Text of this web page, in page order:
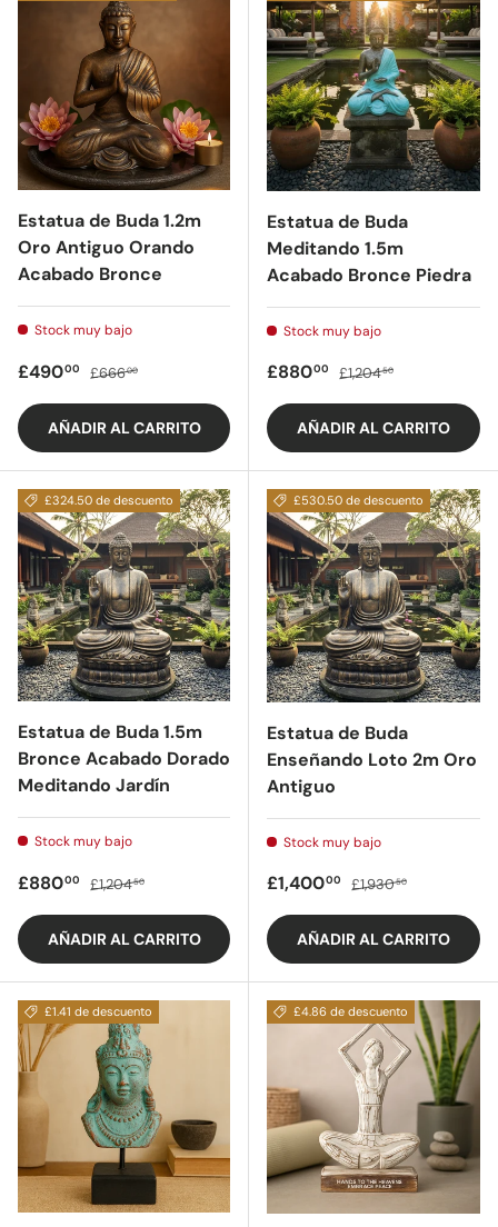
Estatua de Buda 1.2m
Oro Antiguo Orando
Acabado Bronce
Stock muy bajo
Precio de oferta
£49000 Precio regular
£66600
AÑADIR AL CARRITO
Estatua de Buda
Meditando 1.5m
Acabado Bronce Piedra
Stock muy bajo
Precio de oferta
£88000 Precio regular
£1,20450
AÑADIR AL CARRITO
£324.50 de descuento
Estatua de Buda 1.5m
Bronce Acabado Dorado
Meditando Jardín
Stock muy bajo
Precio de oferta
£88000 Precio regular
£1,20450
AÑADIR AL CARRITO
£530.50 de descuento
Estatua de Buda
Enseñando Loto 2m Oro
Antiguo
Stock muy bajo
Precio de oferta
£1,40000 Precio regular
£1,93050
AÑADIR AL CARRITO
£1.41 de descuento £4.86 de descuento